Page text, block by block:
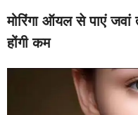
मोरिंगा ऑयल से पाएं जवां
होंगी कम